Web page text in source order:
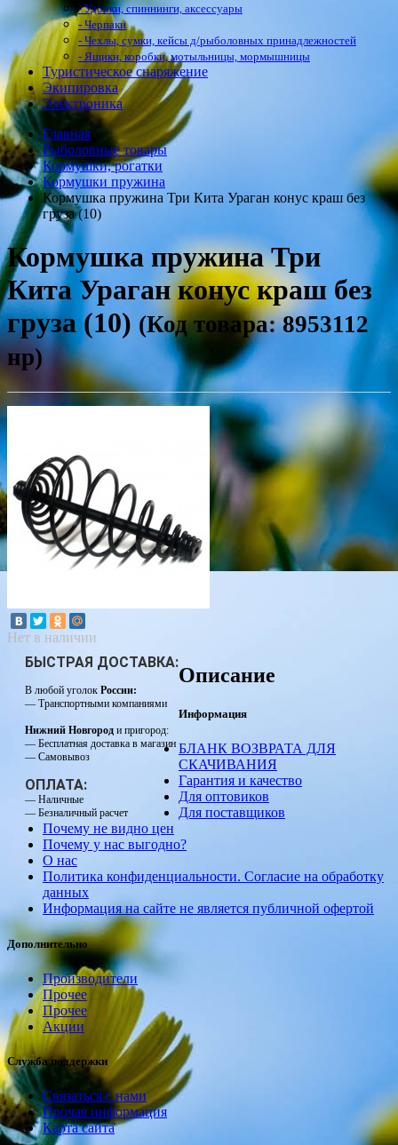
- Удочки, спиннинги, аксессуары
- Черпаки
- Чехлы, сумки, кейсы д/рыболовных принадлежностей
- Ящики, коробки, мотыльницы, мормышницы
Туристическое снаряжение
Экипировка
Электроника
Главная
Рыболовные товары
Кормушки, рогатки
Кормушки пружина
Кормушка пружина Три Кита Ураган конус краш без
груза (10)
Кормушка пружина Три
Кита Ураган конус краш без
груза (10) (Код товара: 8953112
нр)
Нет в наличии
БЫСТРАЯ ДОСТАВКА:
В любой уголок России:
— Транспортными компаниями
Нижний Новгород и пригород:
— Бесплатная доставка в магазин
— Самовывоз
ОПЛАТА:
— Наличные
— Безналичный расчет
Описание
Информация
БЛАНК ВОЗВРАТА ДЛЯ
СКАЧИВАНИЯ
Гарантия и качество
Для оптовиков
Для поставщиков
Почему не видно цен
Почему у нас выгодно?
О нас
Политика конфиденциальности. Согласие на обработку
данных
Информация на сайте не является публичной офертой
Дополнительно
Производители
Прочее
Прочее
Акции
Служба поддержки
Связаться с нами
Прочая информация
Карта сайта